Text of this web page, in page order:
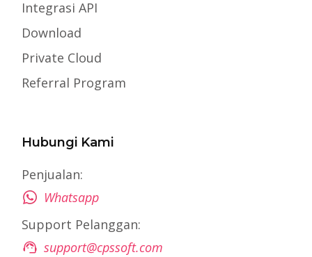
Integrasi API
Download
Private Cloud
Referral Program
Hubungi Kami
Penjualan:
Whatsapp
Support Pelanggan:
support@cpssoft.com